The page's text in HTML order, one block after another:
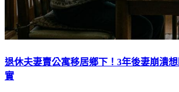
退休夫妻賣公寓移居鄉下！3年後妻崩潰
實